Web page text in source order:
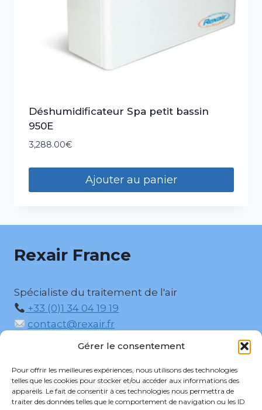
Gérer le consentement
Pour offrir les meilleures expériences, nous utilisons des technologies
telles que les cookies pour stocker et/ou accéder aux informations des
appareils. Le fait de consentir à ces technologies nous permettra de
traiter des données telles que le comportement de navigation ou les ID
Déshumidificateur Spa petit bassin
950E
3,288.00€
Ajouter au panier
Rexair France
Spécialiste du traitement de l'air
+33 (0)1 34 04 19 19
contact@rexair.fr
5, Rue des Boisseliers, 95330 Domont